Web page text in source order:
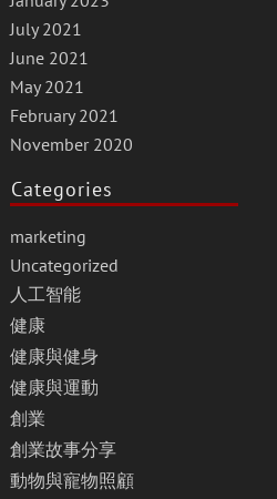
July 2021
June 2021
May 2021
February 2021
November 2020
Categories
marketing
Uncategorized
人工智能
健康
健康與健身
健康與運動
創業
創業故事分享
動物與寵物照顧